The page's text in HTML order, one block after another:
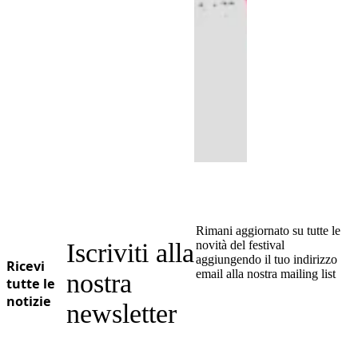
Ricevi
tutte le
notizie
Iscriviti alla
nostra
newsletter
Rimani aggiornato su tutte le
novità del festival
aggiungendo il tuo indirizzo
email alla nostra mailing list